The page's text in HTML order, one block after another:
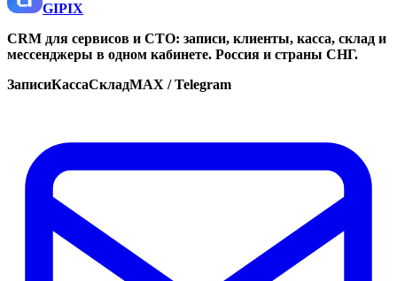
GIPIX
CRM для сервисов и СТО: записи, клиенты, касса, склад и
мессенджеры в одном кабинете. Россия и страны СНГ.
ЗаписиКассаСкладMAX / Telegram